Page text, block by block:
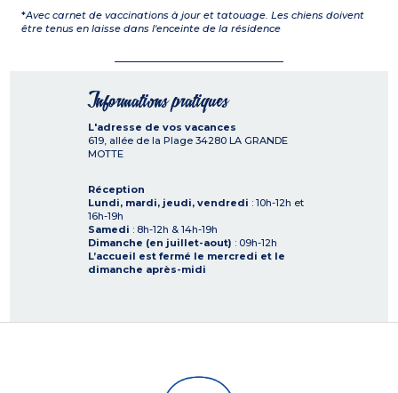
*Avec carnet de vaccinations à jour et tatouage. Les chiens doivent
être tenus en laisse dans l'enceinte de la résidence
Informations pratiques
L'adresse de vos vacances
619, allée de la Plage 34280 LA GRANDE
MOTTE
Réception
Lundi, mardi, jeudi, vendredi : 10h-12h et
16h-19h
Samedi : 8h-12h & 14h-19h
Dimanche (en juillet-aout) : 09h-12h
L’accueil est fermé le mercredi et le
dimanche après-midi